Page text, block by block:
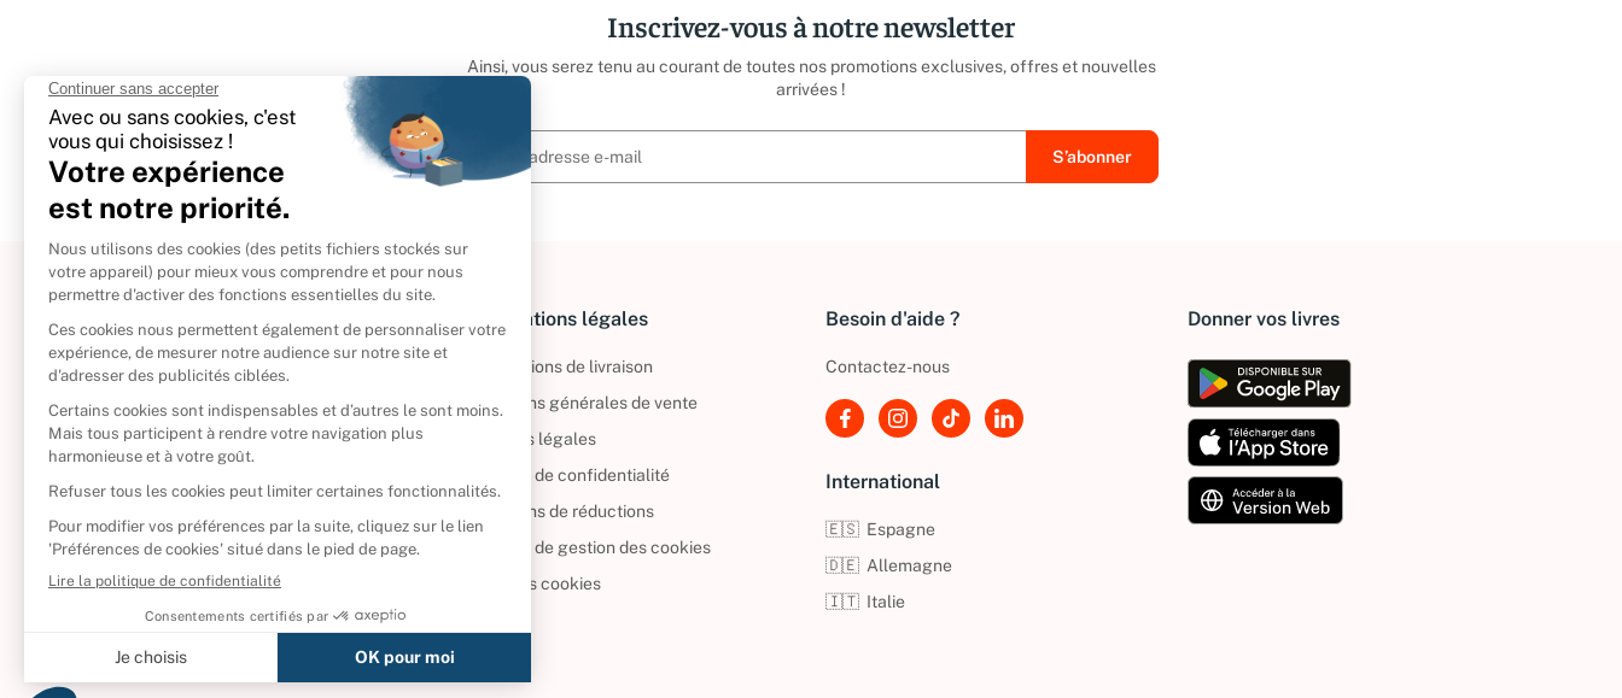
Inscrivez-vous à notre newsletter
Ainsi, vous serez tenu au courant de toutes nos promotions exclusives, offres et nouvelles
arrivées !
À propos
Politique de retour
Reprendre vos livres
Qui sommes-nous ?
CD d'occasion
DVD d'occasion
Livres d’occasion
Informations légales
Informations de livraison
Conditions générales de vente
Mentions légales
Politique de confidentialité
Conditions de réductions
Politique de gestion des cookies
Gérer vos cookies
Besoin d'aide ?
Contactez-nous
International
🇪🇸 Espagne
🇩🇪 Allemagne
🇮🇹 Italie
Donner vos livres